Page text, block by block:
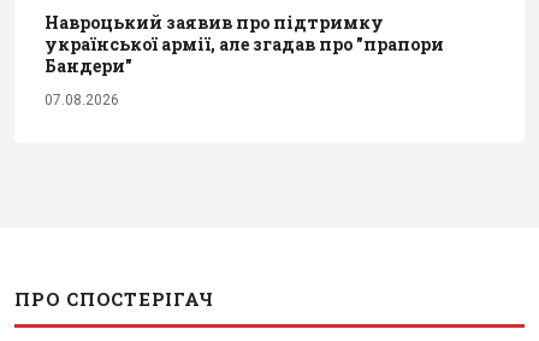
Навроцький заявив про підтримку
української армії, але згадав про "прапори
Бандери"
07.08.2026
ПРО СПОСТЕРІГАЧ